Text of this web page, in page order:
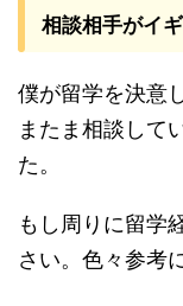
相談相手がイ
僕が留学を決意
またま相談して
た。
もし周りに留学
さい。色々参考